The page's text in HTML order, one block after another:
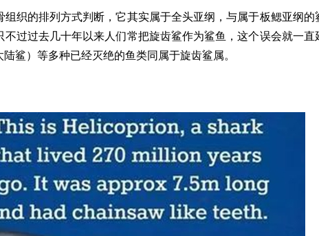
织的排列方式判断，它其实属于全头亚纲，与属于板鳃亚纲的
过过去几十年以来人们常把旋齿鲨作为鲨鱼，这个误会就一直
鲨）等多种已经灭绝的鱼类同属于旋齿鲨属。